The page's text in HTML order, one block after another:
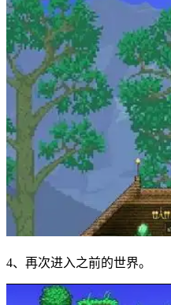
4、再次进入之前的世界。